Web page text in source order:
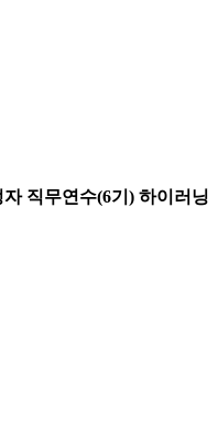
자 직무연수(6기) 하이러닝